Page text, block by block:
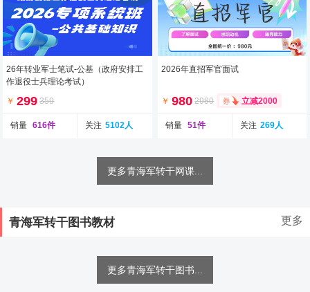
26年转业军士笔试-公基（政府安排工
作退役士兵理论考试）
￥ 299 359
销量 616件 关注 5102人
2026年直招军官面试
￥ 980 2980 立减2000
销量 51件 关注 269人
更多青海军转干网课...
更多
青海军转干图书教材
更多青海军转干图书...